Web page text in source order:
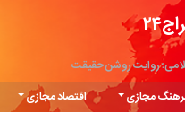
روایت روشن حقیقت
مجازی اقتصاد مجازی